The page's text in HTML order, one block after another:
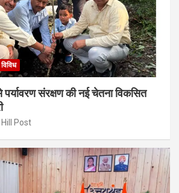
विविध
संरक्षण की नई चेतना विकसित
Post